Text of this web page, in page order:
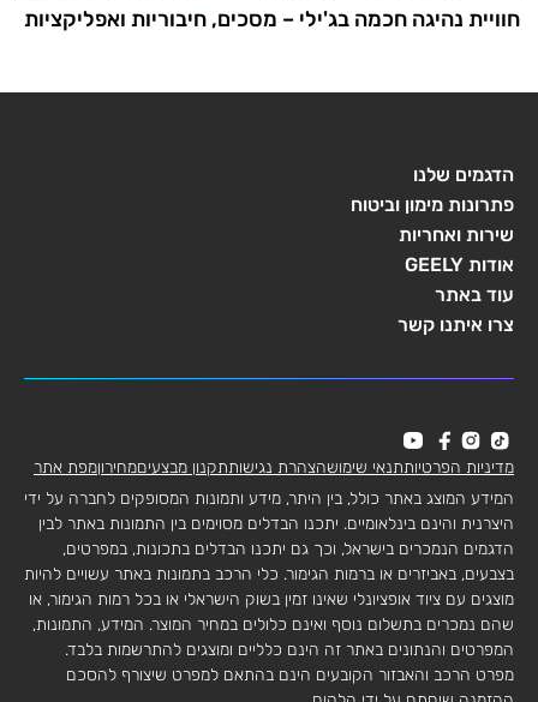
חוויית נהיגה חכמה בג'ילי – מסכים, חיבוריות ואפליקציות
הדגמים שלנו
פתרונות מימון וביטוח
שירות ואחריות
אודות GEELY
עוד באתר
צרו איתנו קשר
מדיניות הפרטיותתנאי שימושהצהרת נגישותתקנון מבצעיםמחירוןמפת אתר
המידע המוצג באתר כולל, בין היתר, מידע ותמונות המסופקים לחברה על ידי
היצרנית והינם בינלאומיים. יתכנו הבדלים מסוימים בין התמונות באתר לבין
הדגמים הנמכרים בישראל, וכך גם יתכנו הבדלים בתכונות, במפרטים,
בצבעים, באביזרים או ברמות הגימור. כלי הרכב בתמונות באתר עשויים להיות
מוצגים עם ציוד אופציונלי שאינו זמין בשוק הישראלי או בכל רמות הגימור, או
שהם נמכרים בתשלום נוסף ואינם כלולים במחיר המוצר. המידע, התמונות,
המפרטים והנתונים באתר זה הינם כלליים ומוצגים להתרשמות בלבד.
מפרט הרכב והאבזור הקובעים הינם בהתאם למפרט שיצורף להסכם